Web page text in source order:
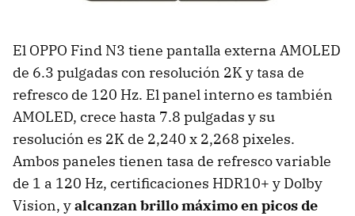
El OPPO Find N3 tiene pantalla externa AMOLED
de 6.3 pulgadas con resolución 2K y tasa de
refresco de 120 Hz. El panel interno es también
AMOLED, crece hasta 7.8 pulgadas y su
resolución es 2K de 2,240 x 2,268 pixeles.
Ambos paneles tienen tasa de refresco variable
de 1 a 120 Hz, certificaciones HDR10+ y Dolby
Vision, yalcanzan brillo máximo en picos de